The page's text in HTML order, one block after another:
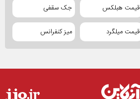
قیمت هبلکس جک سقفی
قیمت میلگرد میز کنفرانس